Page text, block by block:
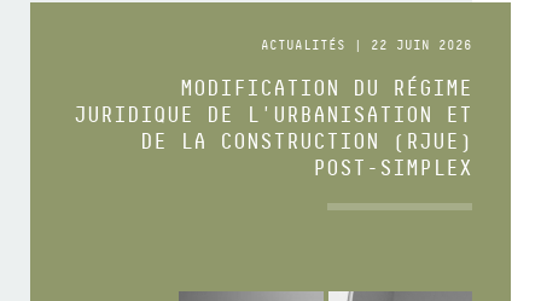
ACTUALITÉS | 22 JUIN 2026
MODIFICATION DU RÉGIME
JURIDIQUE DE L'URBANISATION ET
DE LA CONSTRUCTION (RJUE)
POST-SIMPLEX